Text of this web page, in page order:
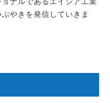
ナルであるエイシア工業
やきを発信していきま